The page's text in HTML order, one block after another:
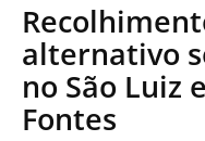
alternativo
no São Luiz
Fontes